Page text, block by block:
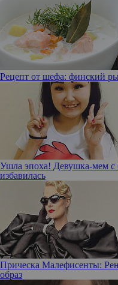
Рецепт от шефа: финский
Ушла эпоха! Девушка-мем с
избавилась
Прическа Малефисенты:
образ